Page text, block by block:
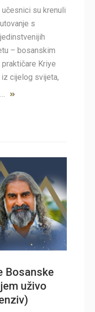
su krenuli
s
– bosanskim
praktičare Kriye
cijelog svijeta,
Bosanske
uživo